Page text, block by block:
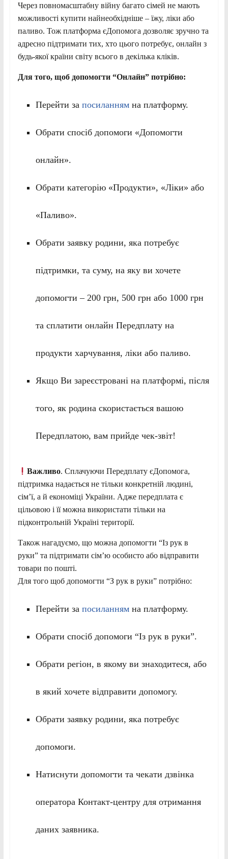
Через повномасштабну війну багато сімей не мають
можливості купити найнеобхідніше – їжу, ліки або
паливо. Тож платформа єДопомога дозволяє зручно та
адресно підтримати тих, хто цього потребує, онлайн з
будь-якої країни світу всього в декілька кліків.
Для того, щоб допомогти “Онлайн” потрібно:
Перейти за посиланням на платформу.
Обрати спосіб допомоги «Допомогти
онлайн».
Обрати категорію «Продукти», «Ліки» або
«Паливо».
Обрати заявку родини, яка потребує
підтримки, та суму, на яку ви хочете
допомогти – 200 грн, 500 грн або 1000 грн
та сплатити онлайн Передплату на
продукти харчування, ліки або паливо.
Якщо Ви зареєстровані на платформі, після
того, як родина скористається вашою
Передплатою, вам прийде чек-звіт!
️Важливо. Сплачуючи Передплату єДопомога,
підтримка надається не тільки конкретній людині,
сім’ї, а й економіці України. Адже передплата є
цільовою і її можна використати тільки на
підконтрольній Україні території.
Також нагадуємо, що можна допомогти “Із рук в
руки” та підтримати сім’ю особисто або відправити
товари по пошті.
Для того щоб допомогти “З рук в руки” потрібно:
Перейти за посиланням на платформу.
Обрати спосіб допомоги “Із рук в руки”.
Обрати регіон, в якому ви знаходитеся, або
в який хочете відправити допомогу.
Обрати заявку родини, яка потребує
допомоги.
Натиснути допомогти та чекати дзвінка
оператора Контакт-центру для отримання
даних заявника.